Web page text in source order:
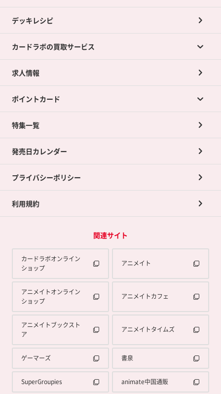
デッキレシピ
カードラボの買取サービス
カードラボの買取サービスTOP
店舗買取について
ネット買取について
買取承諾書について
求人情報
ポイントカード
ポイントカードTOP
ポイント交換景品
特集一覧
発売日カレンダー
プライバシーポリシー
利用規約
関連サイト
カードラボオンライン
ショップ
アニメイト
アニメイトオンライン
ショップ
アニメイトカフェ
アニメイトブックスト
ア
アニメイトタイムズ
ゲーマーズ 書泉
SuperGroupies animate中国通販